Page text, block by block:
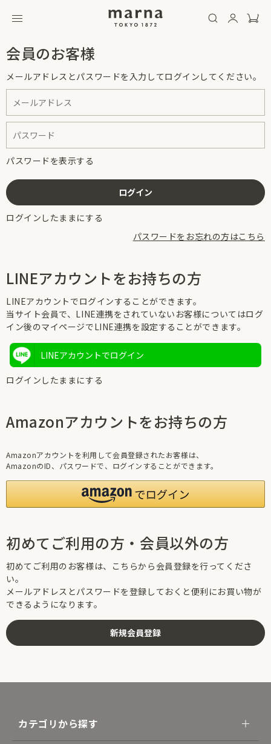
会員のお客様
メールアドレスとパスワードを入力してログインしてください。
パスワードを表示する
ログインしたままにする
パスワードをお忘れの方はこちら
LINEアカウントをお持ちの方
LINEアカウントでログインすることができます。
当サイト会員で、LINE連携をされていないお客様についてはログ
イン後のマイページでLINE連携を設定することができます。
LINEアカウントでログイン
ログインしたままにする
Amazonアカウントをお持ちの方
Amazonアカウントを利用して会員登録されたお客様は、
AmazonのID、パスワードで、ログインすることができます。
初めてご利用の方・会員以外の方
初めてご利用のお客様は、こちらから会員登録を行ってくださ
い。
メールアドレスとパスワードを登録しておくと便利にお買い物が
できるようになります。
カテゴリから探す